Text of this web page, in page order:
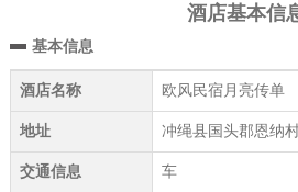
酒店基本信
基本信息
酒店名称 欧风民宿月亮传单
地址 冲绳县国头郡恩纳
交通信息 车